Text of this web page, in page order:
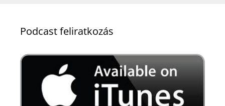
Podcast feliratkozás